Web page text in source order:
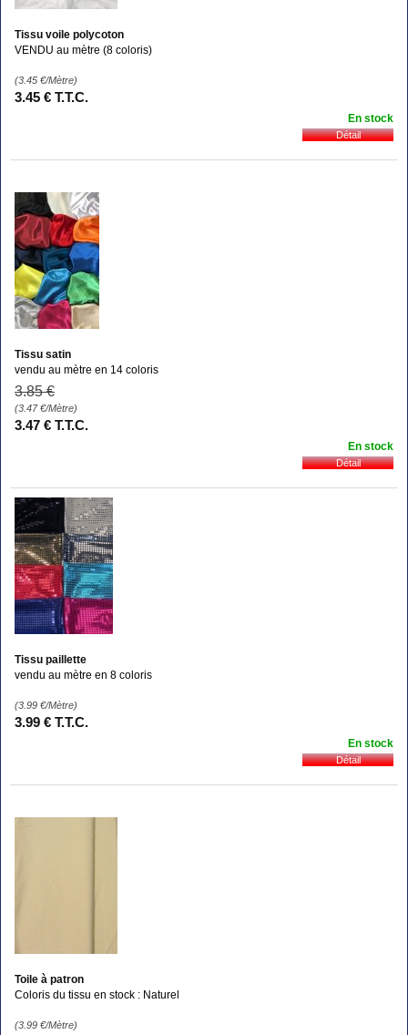
Tissu voile polycoton
VENDU au mètre (8 coloris)
(3.45 €/Mètre)
3.45 € T.T.C.
En stock
Tissu satin
vendu au mètre en 14 coloris
3.85 €
(3.47€/Mètre)
3.47 € T.T.C.
En stock
Tissu paillette
vendu au mètre en 8 coloris
(3.99 €/Mètre)
3.99 € T.T.C.
En stock
Toile à patron
Coloris du tissu en stock : Naturel
(3.99 €/Mètre)